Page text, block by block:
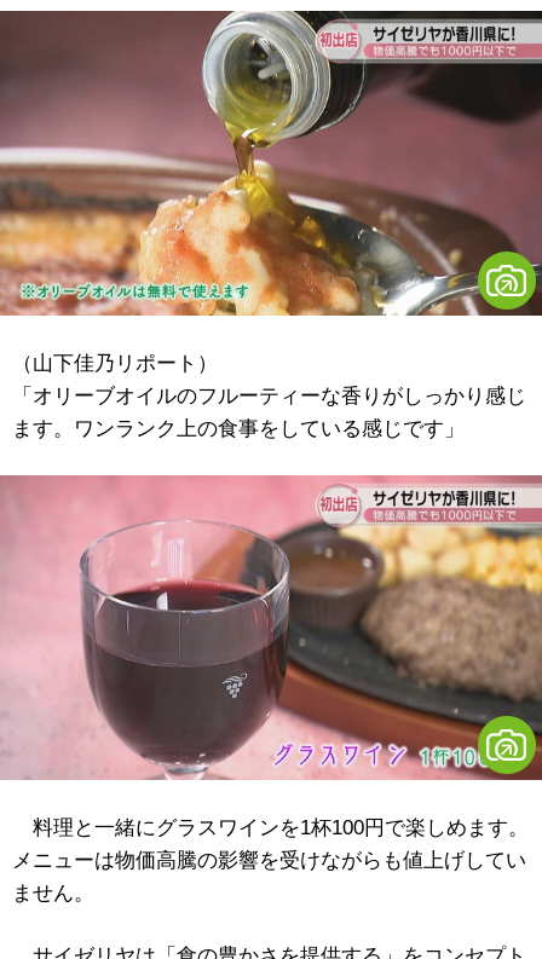
（山下佳乃リポート）
「オリーブオイルのフルーティーな香りがしっかり感じ
ます。ワンランク上の食事をしている感じです」
料理と一緒にグラスワインを1杯100円で楽しめます。
メニューは物価高騰の影響を受けながらも値上げしてい
ません。